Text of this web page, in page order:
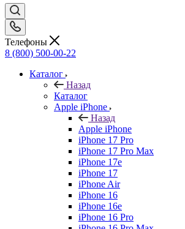
Телефоны
8 (800) 500-00-22
Каталог
Назад
Каталог
Apple iPhone
Назад
Apple iPhone
iPhone 17 Pro
iPhone 17 Pro Max
iPhone 17e
iPhone 17
iPhone Air
iPhone 16
iPhone 16e
iPhone 16 Pro